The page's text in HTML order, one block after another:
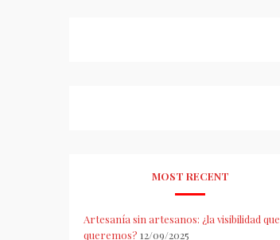
MOST RECENT
Artesanía sin artesanos: ¿la visibilidad que
queremos? 12/09/2025